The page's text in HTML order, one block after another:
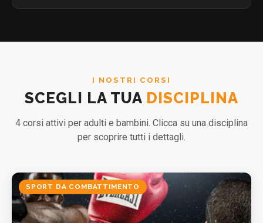
I NOSTRI CORSI
SCEGLI LA TUA DISCIPLINA
4 corsi attivi per adulti e bambini. Clicca su una disciplina
per scoprire tutti i dettagli.
SPORT DA COMBATTIMENTO